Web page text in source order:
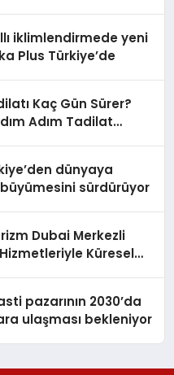
iklimlendirmede yeni
Plus Türkiye’de
Kaç Gün Sürer?
Adım Tadilat
dünyaya
sürdürüyor
Dubai Merkezli
Küresel
pazarının 2030’da
ulaşması bekleniyor